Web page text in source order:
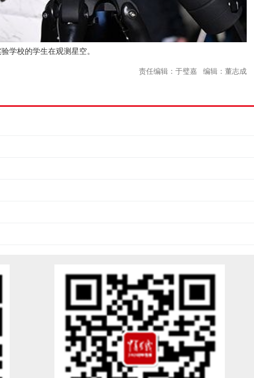
学校的学生在观测星空。
责任编辑：于璧嘉 编辑：董志成